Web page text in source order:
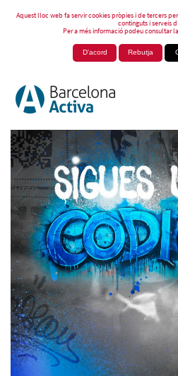
Aquest lloc web fa servir cookies pròpies i de tercers
continguts i serveis
Per a més informació podeu consultar
D'acord Rebutja